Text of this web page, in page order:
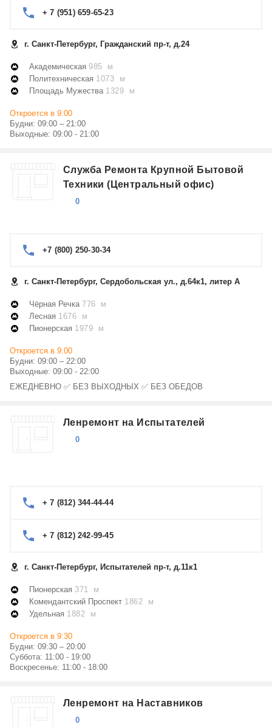
+ 7 (951) 659-65-23
г. Санкт-Петербург, Гражданский пр-т, д.24
Академическая 985 м
Политехническая 1073 м
Площадь Мужества 1329 м
Откроется в 9:00
Будни: 09:00 – 21:00
Выходные: 09:00 - 21:00
Служба Ремонта Крупной Бытовой
Техники (Центральный офис)
0
+7 (800) 250-30-34
г. Санкт-Петербург, Сердобольская ул., д.64к1, литер А
Чёрная Речка 776 м
Лесная 1676 м
Пионерская 1979 м
Откроется в 9:00
Будни: 09:00 – 22:00
Выходные: 09:00 - 22:00
ЕЖЕДНЕВНО ✅ БЕЗ ВЫХОДНЫХ ✅ БЕЗ ОБЕДОВ
Ленремонт на Испытателей
0
+ 7 (812) 344-44-44
+ 7 (812) 242-99-45
г. Санкт-Петербург, Испытателей пр-т, д.11к1
Пионерская 371 м
Комендантский Проспект 1862 м
Удельная 1882 м
Откроется в 9:30
Будни: 09:30 – 20:00
Суббота: 11:00 - 19:00
Воскресенье: 11:00 - 18:00
Ленремонт на Наставников
0